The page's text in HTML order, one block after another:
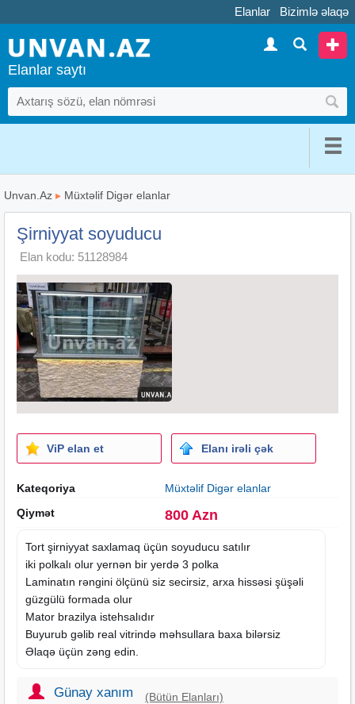
Elanlar Bizimlə əlaqə
Elanlar saytı
Unvan.Az ▸ Müxtəlif Digər elanlar
Şirniyyat soyuducu
Elan kodu: 51128984
ViP elan et Elanı irəli çək
Kateqoriya
Müxtəlif Digər elanlar
Qiymət
800 Azn
Tort şirniyyat saxlamaq üçün soyuducu satılır
iki polkalı olur yernən bir yerdə 3 polka
Laminatın rəngini ölçünü siz secirsiz, arxa hissəsi şüşəli
güzgülü formada olur
Mator brazilya istehsalıdır
Buyurub gəlib real vitrində məhsullara baxa bilərsiz
Əlaqə üçün zəng edin.
Günay xanım (Bütün Elanları)